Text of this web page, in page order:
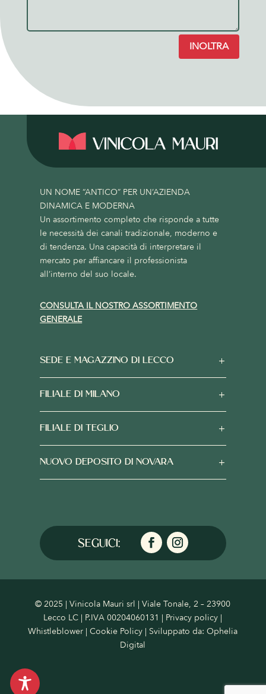
INOLTRA
UN NOME “ANTICO” PER UN’AZIENDA
DINAMICA E MODERNA
Un assortimento completo che risponde a tutte
le necessità dei canali tradizionale, moderno e
di tendenza. Una capacità di interpretare il
mercato per affiancare il professionista
all’interno del suo locale.
CONSULTA IL NOSTRO ASSORTIMENTO
GENERALE
SEDE E MAGAZZINO DI LECCO
FILIALE DI MILANO
FILIALE DI TEGLIO
NUOVO DEPOSITO DI NOVARA
© 2025 | Vinicola Mauri srl | Viale Tonale, 2 – 23900
Lecco LC | P.IVA 00204060131 | Privacy policy |
Whistleblower |Cookie Policy | Sviluppato da:Ophelia
Digital